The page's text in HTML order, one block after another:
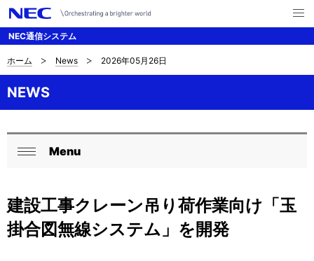
NEC通信システム
メ
ニ
ナ
ビ
ゲ
ー
ン
サ
イ
現
在
ホーム News 2026年05月26日
NEWS
ロ
カ
ル
る
Menu
建設工事クレーン吊り荷作業向け「玉
掛合図無線システム」を開発